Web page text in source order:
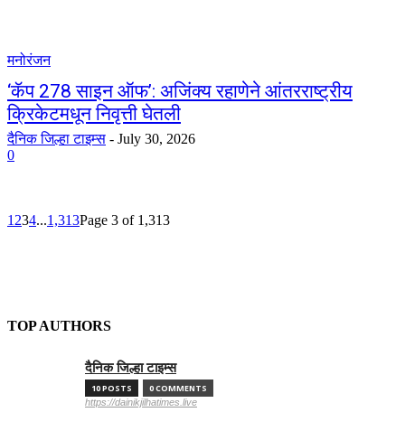
मनोरंजन
‘कॅप 278 साइन ऑफ’: अजिंक्य रहाणेने आंतरराष्ट्रीय
क्रिकेटमधून निवृत्ती घेतली
दैनिक जिल्हा टाइम्स - July 30, 2026
0
1 234...1,313Page 3 of 1,313
TOP AUTHORS
दैनिक जिल्हा टाइम्स
10 POSTS 0 COMMENTS
https://dainikjilhatimes.live